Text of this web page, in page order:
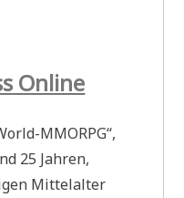
Online
MMORPG“,
25 Jahren,
Mittelalter